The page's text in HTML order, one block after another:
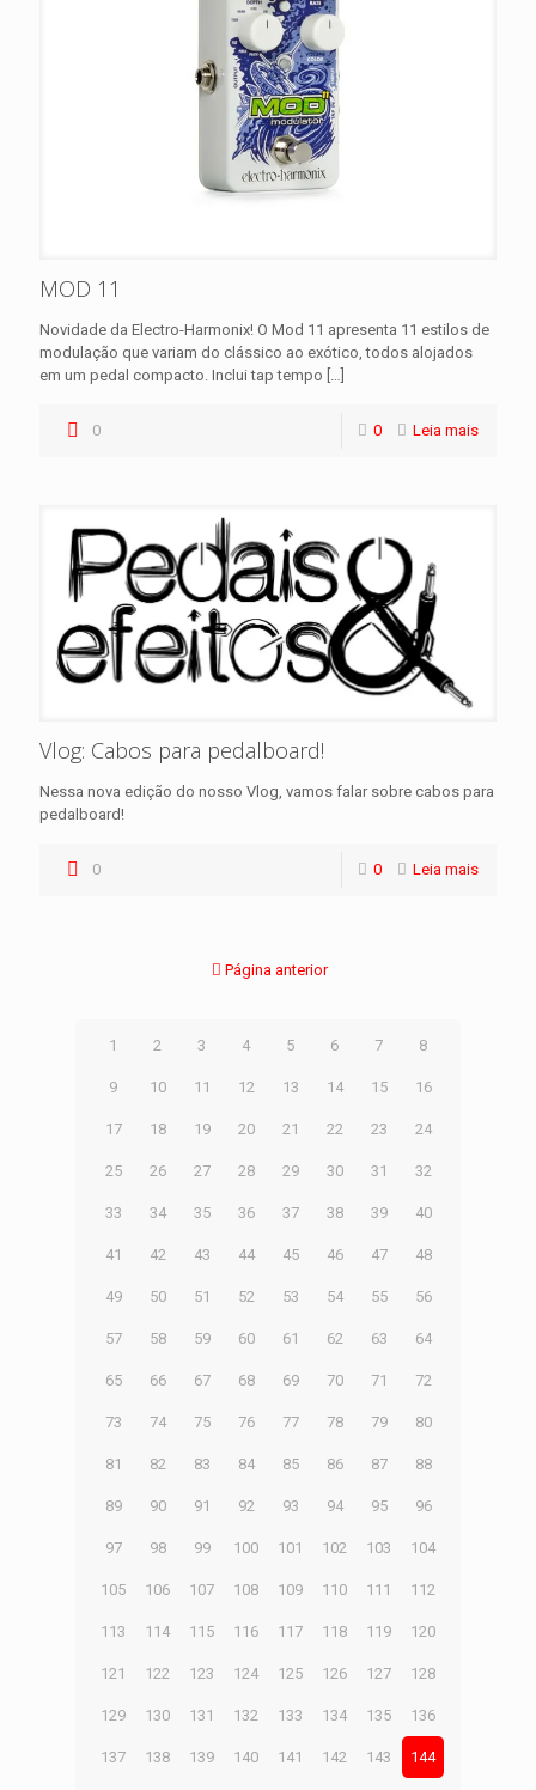
MOD 11
Novidade da Electro-Harmonix! O Mod 11 apresenta 11 estilos de
modulação que variam do clássico ao exótico, todos alojados
em um pedal compacto. Inclui tap tempo […]
0 0 Leia mais
Vlog: Cabos para pedalboard!
Nessa nova edição do nosso Vlog, vamos falar sobre cabos para
pedalboard!
0 0 Leia mais
Página anterior
1 2 3 4 5 6 7 8
9 10 11 12 13 14 15 16
17 18 19 20 21 22 23 24
25 26 27 28 29 30 31 32
33 34 35 36 37 38 39 40
41 42 43 44 45 46 47 48
49 50 51 52 53 54 55 56
57 58 59 60 61 62 63 64
65 66 67 68 69 70 71 72
73 74 75 76 77 78 79 80
81 82 83 84 85 86 87 88
89 90 91 92 93 94 95 96
97 98 99 100 101 102 103 104
105 106 107 108 109 110 111 112
113 114 115 116 117 118 119 120
121 122 123 124 125 126 127 128
129 130 131 132 133 134 135 136
137 138 139 140 141 142 143 144